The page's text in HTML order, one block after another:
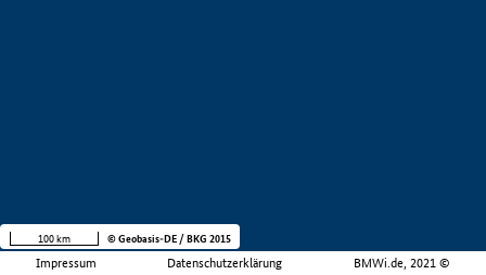
Impressum Datenschutzerklärung BMWi.de, 2021 ©
100 km © Geobasis-DE / BKG 2015